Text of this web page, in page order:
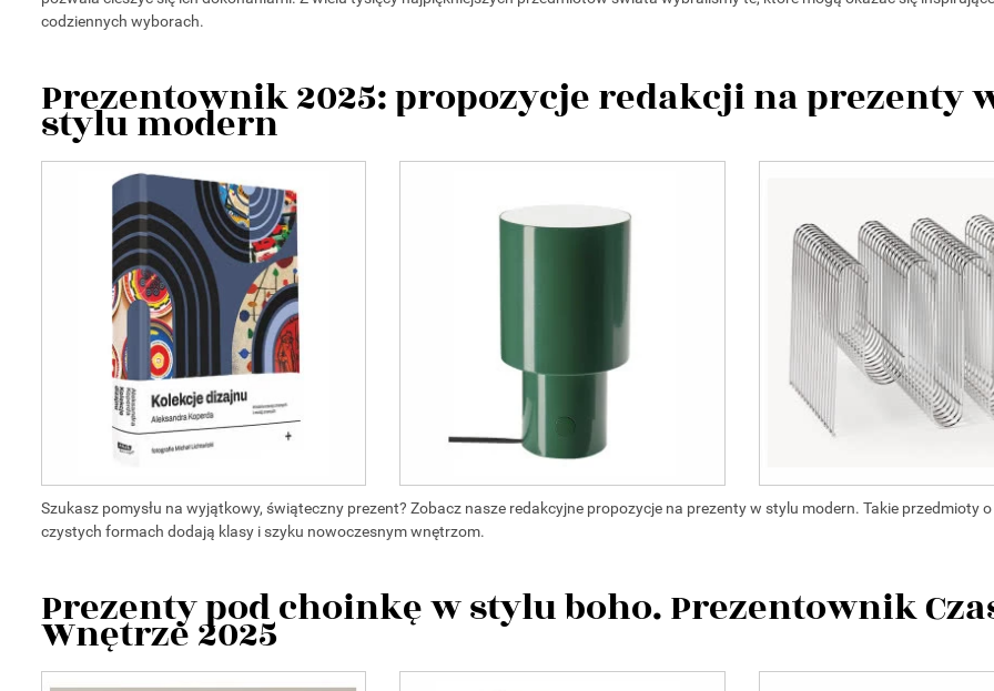
codziennych wyborach.
Prezentownik 2025: propozycje redakcji na prezenty
stylu modern
Szukasz pomysłu na wyjątkowy, świąteczny prezent? Zobacz nasze redakcyjne propozycje na prezenty w stylu modern. Takie przedmioty
czystych formach dodają klasy i szyku nowoczesnym wnętrzom.
Prezenty pod choinkę w stylu boho. Prezentownik
Wnętrze 2025